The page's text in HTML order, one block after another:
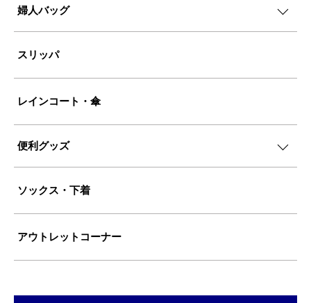
婦人バッグ
スリッパ
レインコート・傘
便利グッズ
ソックス・下着
アウトレットコーナー